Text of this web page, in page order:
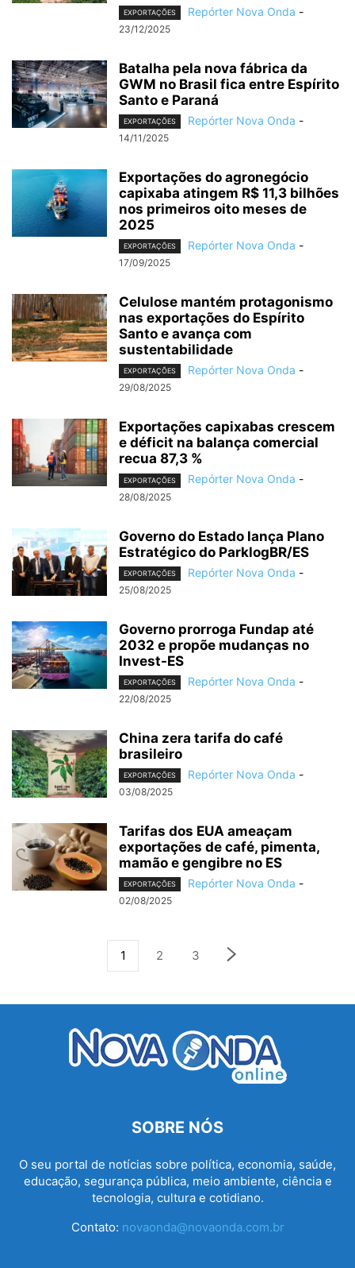
EXPORTAÇÕES Repórter Nova Onda -
23/12/2025
Batalha pela nova fábrica da
GWM no Brasil fica entre Espírito
Santo e Paraná
EXPORTAÇÕES Repórter Nova Onda -
14/11/2025
Exportações do agronegócio
capixaba atingem R$ 11,3 bilhões
nos primeiros oito meses de
2025
EXPORTAÇÕES Repórter Nova Onda -
17/09/2025
Celulose mantém protagonismo
nas exportações do Espírito
Santo e avança com
sustentabilidade
EXPORTAÇÕES Repórter Nova Onda -
29/08/2025
Exportações capixabas crescem
e déficit na balança comercial
recua 87,3 %
EXPORTAÇÕES Repórter Nova Onda -
28/08/2025
Governo do Estado lança Plano
Estratégico do ParklogBR/ES
EXPORTAÇÕES Repórter Nova Onda -
25/08/2025
Governo prorroga Fundap até
2032 e propõe mudanças no
Invest-ES
EXPORTAÇÕES Repórter Nova Onda -
22/08/2025
China zera tarifa do café
brasileiro
EXPORTAÇÕES Repórter Nova Onda -
03/08/2025
Tarifas dos EUA ameaçam
exportações de café, pimenta,
mamão e gengibre no ES
EXPORTAÇÕES Repórter Nova Onda -
02/08/2025
1 2 3
SOBRE NÓS
O seu portal de notícias sobre política, economia, saúde,
educação, segurança pública, meio ambiente, ciência e
tecnologia, cultura e cotidiano.
Contato: novaonda@novaonda.com.br